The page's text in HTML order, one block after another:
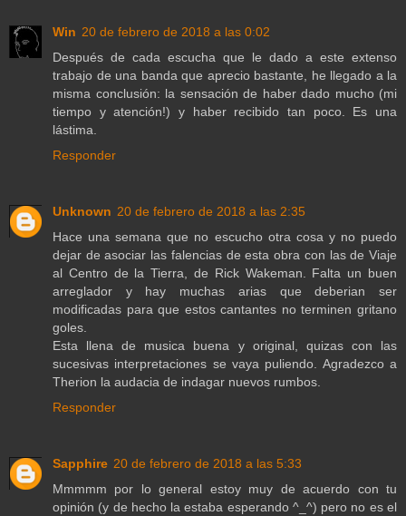
Win 20 de febrero de 2018 a las 0:02
Después de cada escucha que le dado a este extenso
trabajo de una banda que aprecio bastante, he llegado a la
misma conclusión: la sensación de haber dado mucho (mi
tiempo y atención!) y haber recibido tan poco. Es una
lástima.
Responder
Unknown 20 de febrero de 2018 a las 2:35
Hace una semana que no escucho otra cosa y no puedo
dejar de asociar las falencias de esta obra con las de Viaje
al Centro de la Tierra, de Rick Wakeman. Falta un buen
arreglador y hay muchas arias que deberian ser
modificadas para que estos cantantes no terminen gritano
goles.
Esta llena de musica buena y original, quizas con las
sucesivas interpretaciones se vaya puliendo. Agradezco a
Therion la audacia de indagar nuevos rumbos.
Responder
Sapphire 20 de febrero de 2018 a las 5:33
Mmmmm por lo general estoy muy de acuerdo con tu
opinión (y de hecho la estaba esperando ^_^) pero no es el